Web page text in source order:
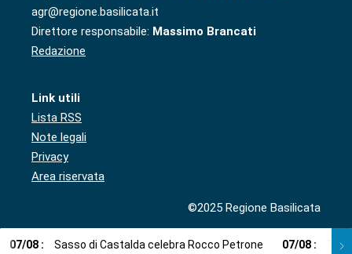
agr@regione.basilicata.it
Direttore responsabile: Massimo Brancati
Redazione
Link utili
Lista RSS
Note legali
Privacy
Area riservata
©2025 Regione Basilicata
07/08 : Sasso di Castalda celebra Rocco Petrone 07/08 :